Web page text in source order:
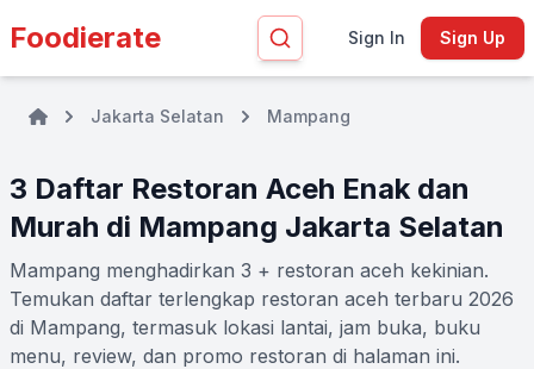
Foodierate Sign In Sign Up
Jakarta Selatan Mampang
3 Daftar Restoran Aceh Enak dan
Murah di Mampang Jakarta Selatan
Mampang menghadirkan 3 + restoran aceh kekinian.
Temukan daftar terlengkap restoran aceh terbaru 2026
di Mampang, termasuk lokasi lantai, jam buka, buku
menu, review, dan promo restoran di halaman ini.